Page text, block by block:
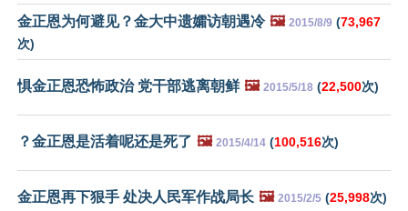
金正恩为何避见？金大中遗孀访朝遇冷 🖼️ 2015/8/9 (73,967
次)
惧金正恩恐怖政治 党干部逃离朝鲜 🖼️ 2015/5/18 (22,500次)
？金正恩是活着呢还是死了 🖼️ 2015/4/14 (100,516次)
金正恩再下狠手 处决人民军作战局长 🖼️ 2015/2/5 (25,998次)